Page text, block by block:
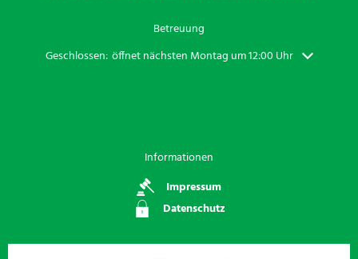
Betreuung
Klicken, um weitere Öffnungs- oder Schließzeiten auszublenden
Geschlossen: öffnet nächsten Montag um 12:00 Uhr
Informationen
Impressum
Datenschutz